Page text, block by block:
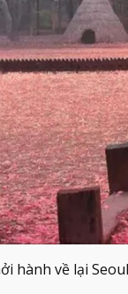
hành về lại